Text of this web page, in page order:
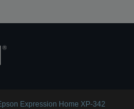
Expression Home XP-342